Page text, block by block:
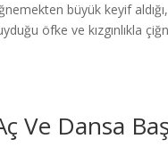
keyif aldığı,
öfke ve kızgınlıkla
Ve Dansa